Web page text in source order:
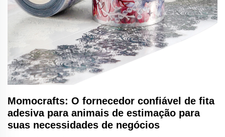
Momocrafts: O fornecedor confiável de fita
adesiva para animais de estimação para
suas necessidades de negócios